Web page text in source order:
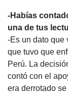
-Habías
una de tus
-Es un dato que
que tuvo que
Perú. La
contó con el
era derrotado